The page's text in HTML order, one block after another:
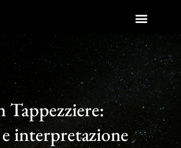
Tappezziere:
interpretazione